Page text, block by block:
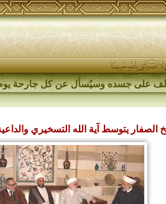
على جسده وسيُسأل عن كل جارحة يوم
الصفار يتوسط آية الله التسخيري